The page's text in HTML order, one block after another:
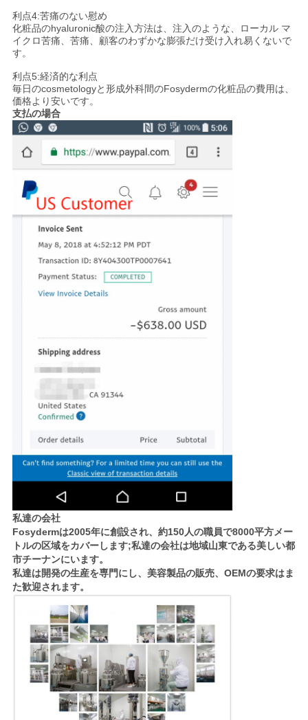
利点4:苦痛のない慰め
化粧品のhyaluronic酸の注入方法は、注入のような、ローカル マ
イクロ苦痛、苦痛、顧客のわずかな膨張だけ受け入れ易くないで
す。
利点5:経済的な利点
毎日のcosmetologyと形成外科間のFosydermの化粧品の費用は、
価格より安いです。
支払の場合
私達の会社
Fosydermは2005年に創設され、約150人の職員で8000平方メー
トルの区域をカバーします;私達の会社は地域山東である美しい都
市チーナンにいます。
私達は開発の生産を専門にし、美容製品の販売、OEMの要求はま
た歓迎されます。